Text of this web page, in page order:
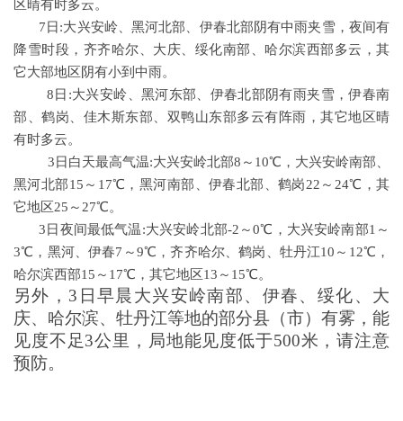
区晴有时多云。
7日:大兴安岭、黑河北部、伊春北部阴有中雨夹雪，夜间有
降雪时段，齐齐哈尔、大庆、绥化南部、哈尔滨西部多云，其
它大部地区阴有小到中雨。
8日:大兴安岭、黑河东部、伊春北部阴有雨夹雪，伊春南
部、鹤岗、佳木斯东部、双鸭山东部多云有阵雨，其它地区晴
有时多云。
3日白天最高气温:大兴安岭北部8～10℃，大兴安岭南部、
黑河北部15～17℃，黑河南部、伊春北部、鹤岗22～24℃，其
它地区25～27℃。
3日夜间最低气温:大兴安岭北部-2～0℃，大兴安岭南部1～
3℃，黑河、伊春7～9℃，齐齐哈尔、鹤岗、牡丹江10～12℃，
哈尔滨西部15～17℃，其它地区13～15℃。
另外，3日早晨大兴安岭南部、伊春、绥化、大
庆、哈尔滨、牡丹江等地的部分县（市）有雾，能
见度不足3公里，局地能见度低于500米，请注意
预防。